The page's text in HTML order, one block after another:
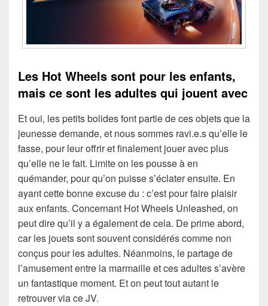
Les Hot Wheels sont pour les enfants,
mais ce sont les adultes qui jouent avec
Et oui, les petits bolides font partie de ces objets que la
jeunesse demande, et nous sommes ravi.e.s qu’elle le
fasse, pour leur offrir et finalement jouer avec plus
qu’elle ne le fait. Limite on les pousse à en
quémander, pour qu’on puisse s’éclater ensuite. En
ayant cette bonne excuse du : c’est pour faire plaisir
aux enfants. Concernant Hot Wheels Unleashed, on
peut dire qu’il y a également de cela. De prime abord,
car les jouets sont souvent considérés comme non
conçus pour les adultes. Néanmoins, le partage de
l’amusement entre la marmaille et ces adultes s’avère
un fantastique moment. Et on peut tout autant le
retrouver via ce JV.